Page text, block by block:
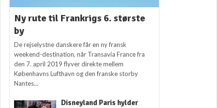
Ny rute til Frankrigs 6. største
by
De rejselystne danskere får en ny fransk
weekend-destination, når Transavia France fra
den 7. april 2019 flyver direkte mellem
Københavns Lufthavn og den franske storby
Nantes...
Disneyland Paris hylder